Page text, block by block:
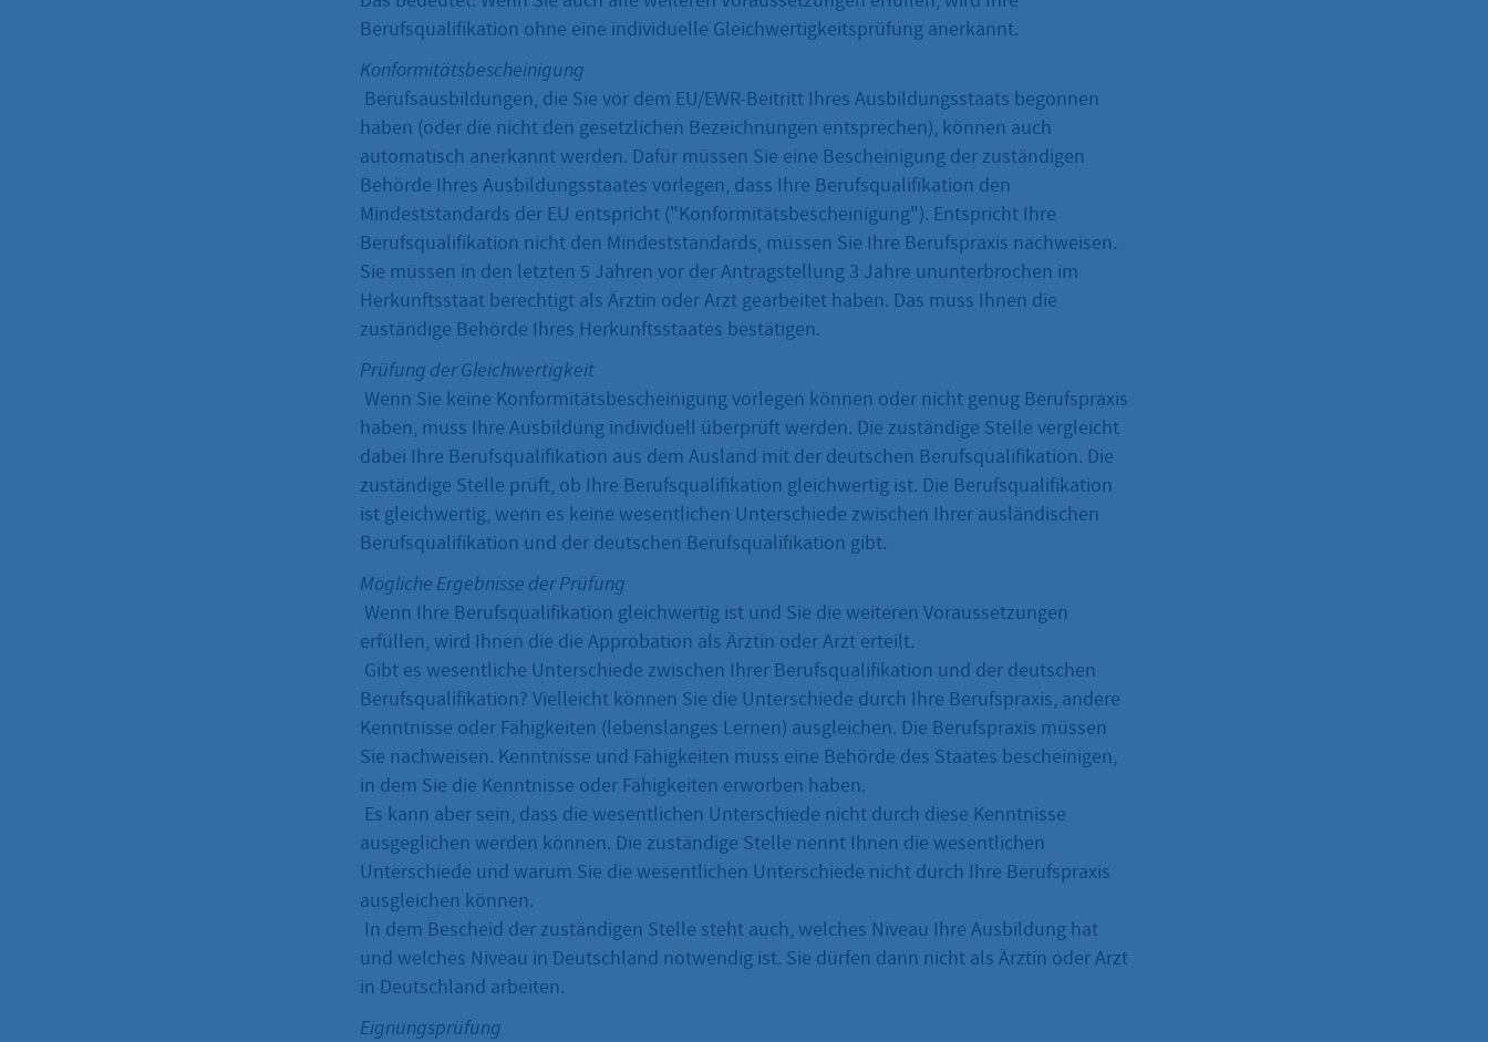
Berufsqualifikation ohne eine individuelle Gleichwertigkeitsprüfung anerkannt.
Konformitätsbescheinigung
Berufsausbildungen, die Sie vor dem EU/EWR-Beitritt Ihres Ausbildungsstaats begonnen
haben (oder die nicht den gesetzlichen Bezeichnungen entsprechen), können auch
automatisch anerkannt werden. Dafür müssen Sie eine Bescheinigung der zuständigen
Behörde Ihres Ausbildungsstaates vorlegen, dass Ihre Berufsqualifikation den
Mindeststandards der EU entspricht ("Konformitätsbescheinigung"). Entspricht Ihre
Berufsqualifikation nicht den Mindeststandards, müssen Sie Ihre Berufspraxis nachweisen.
Sie müssen in den letzten 5 Jahren vor der Antragstellung 3 Jahre ununterbrochen im
Herkunftsstaat berechtigt als Ärztin oder Arzt gearbeitet haben. Das muss Ihnen die
zuständige Behörde Ihres Herkunftsstaates bestätigen.
Prüfung der Gleichwertigkeit
Wenn Sie keine Konformitätsbescheinigung vorlegen können oder nicht genug Berufspraxis
haben, muss Ihre Ausbildung individuell überprüft werden. Die zuständige Stelle vergleicht
dabei Ihre Berufsqualifikation aus dem Ausland mit der deutschen Berufsqualifikation. Die
zuständige Stelle prüft, ob Ihre Berufsqualifikation gleichwertig ist. Die Berufsqualifikation
ist gleichwertig, wenn es keine wesentlichen Unterschiede zwischen Ihrer ausländischen
Berufsqualifikation und der deutschen Berufsqualifikation gibt.
Mögliche Ergebnisse der Prüfung
Wenn Ihre Berufsqualifikation gleichwertig ist und Sie die weiteren Voraussetzungen
erfüllen, wird Ihnen die die Approbation als Ärztin oder Arzt erteilt.
Gibt es wesentliche Unterschiede zwischen Ihrer Berufsqualifikation und der deutschen
Berufsqualifikation? Vielleicht können Sie die Unterschiede durch Ihre Berufspraxis, andere
Kenntnisse oder Fähigkeiten (lebenslanges Lernen) ausgleichen. Die Berufspraxis müssen
Sie nachweisen. Kenntnisse und Fähigkeiten muss eine Behörde des Staates bescheinigen,
in dem Sie die Kenntnisse oder Fähigkeiten erworben haben.
Es kann aber sein, dass die wesentlichen Unterschiede nicht durch diese Kenntnisse
ausgeglichen werden können. Die zuständige Stelle nennt Ihnen die wesentlichen
Unterschiede und warum Sie die wesentlichen Unterschiede nicht durch Ihre Berufspraxis
ausgleichen können.
In dem Bescheid der zuständigen Stelle steht auch, welches Niveau Ihre Ausbildung hat
und welches Niveau in Deutschland notwendig ist. Sie dürfen dann nicht als Ärztin oder Arzt
in Deutschland arbeiten.
Eignungsprüfung